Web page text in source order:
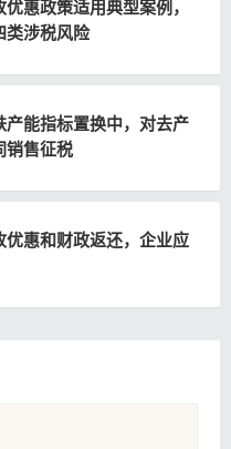
惠政策适用典型案例，
类涉税风险
产能指标置换中，对去产
销售征税
优惠和财政返还，企业应